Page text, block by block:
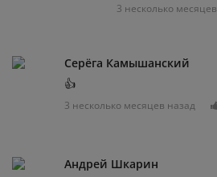
3 несколько
Серёга Камышанский
👍
3 несколько месяцев назад
Андрей Шкарин